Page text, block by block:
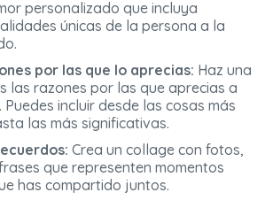
personalizado que incluya
únicas de la persona a la
por las que lo aprecias: Haz una
las razones por las que aprecias a
incluir desde las cosas más
las más significativas.
Crea un collage con fotos,
que representen momentos
has compartido juntos.